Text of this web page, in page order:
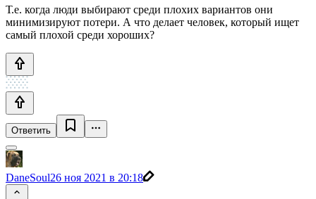
Т.е. когда люди выбирают среди плохих вариантов они
минимизируют потери. А что делает человек, который ищет
самый плохой среди хороших?
Ответить
DaneSoul26 ноя 2021 в 20:18